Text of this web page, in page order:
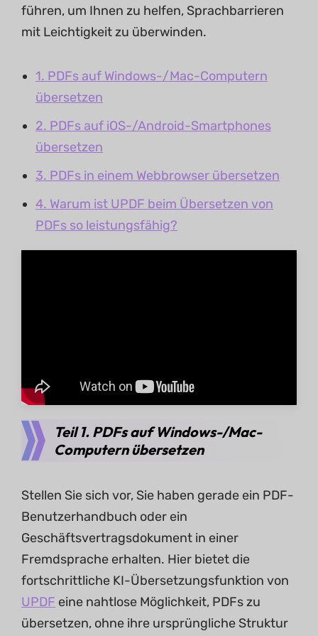
führen, um Ihnen zu helfen, Sprachbarrieren
mit Leichtigkeit zu überwinden.
1. PDFs auf Windows-/Mac-Computern
übersetzen
2. PDFs auf iOS-/Android-Smartphones
übersetzen
3. PDFs in einem Webbrowser übersetzen
4. Warum ist UPDF beim Übersetzen von
PDFs so leistungsfähig?
Teil 1. PDFs auf Windows-/Mac-
Computern übersetzen
Stellen Sie sich vor, Sie haben gerade ein PDF-
Benutzerhandbuch oder ein
Geschäftsvertragsdokument in einer
Fremdsprache erhalten. Hier bietet die
fortschrittliche KI-Übersetzungsfunktion von
UPDF eine nahtlose Möglichkeit, PDFs zu
übersetzen, ohne ihre ursprüngliche Struktur